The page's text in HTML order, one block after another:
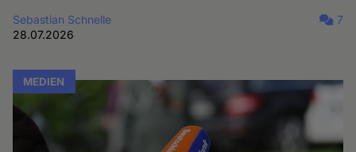
Sebastian Schnelle
28.07.2026
7
MEDIEN